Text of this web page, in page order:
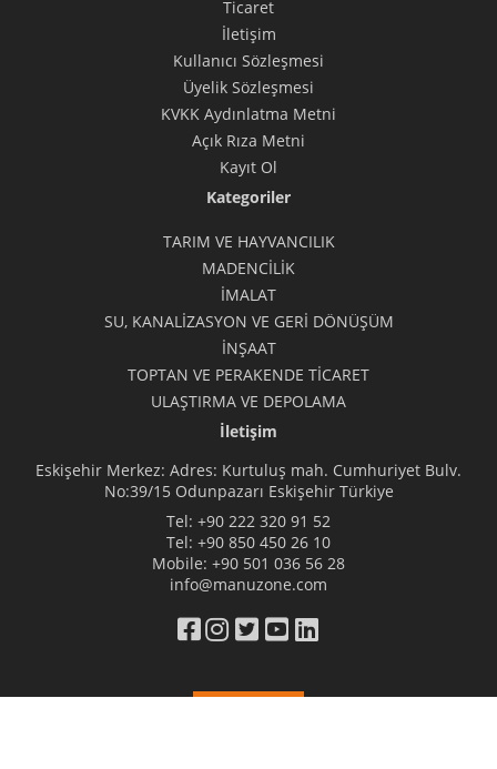
Ticaret
İletişim
Kullanıcı Sözleşmesi
Üyelik Sözleşmesi
KVKK Aydınlatma Metni
Açık Rıza Metni
Kayıt Ol
Kategoriler
TARIM VE HAYVANCILIK
MADENCİLİK
İMALAT
SU, KANALİZASYON VE GERİ DÖNÜŞÜM
İNŞAAT
TOPTAN VE PERAKENDE TİCARET
ULAŞTIRMA VE DEPOLAMA
İletişim
Eskişehir Merkez: Adres: Kurtuluş mah. Cumhuriyet Bulv.
No:39/15 Odunpazarı Eskişehir Türkiye
Tel: +90 222 320 91 52
Tel: +90 850 450 26 10
Mobile: +90 501 036 56 28
info@manuzone.com